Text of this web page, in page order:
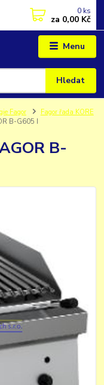
Menu
Hledat
0 ks
za 0,00 Kč
Fagor
Fagor řada KORE
B-G605 I
B-